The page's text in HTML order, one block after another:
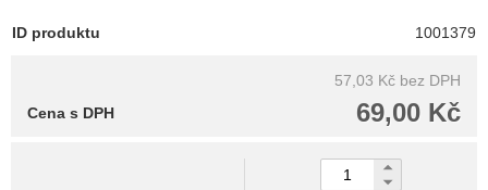
ID produktu 1001379
57,03 Kč bez DPH
69,00 Kč
Cena s DPH